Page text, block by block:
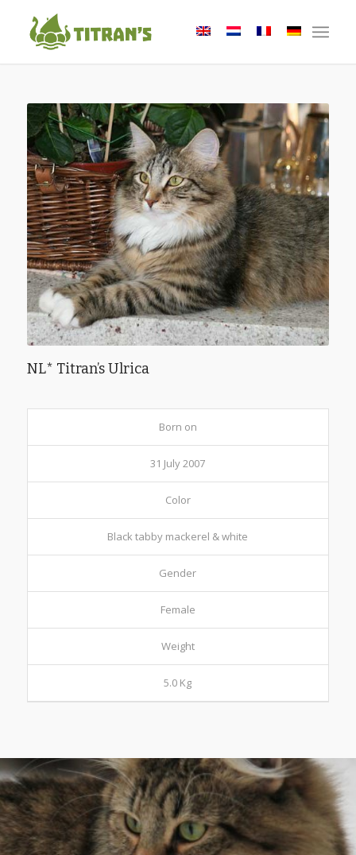
NL* Titran’s Ulrica
Born on
31 July 2007
Color
Black tabby mackerel & white
Gender
Female
Weight
5.0 Kg